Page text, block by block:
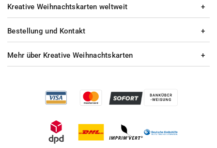
Bestellung und Kontakt
Mehr über Kreative Weihnachtskarten
Kreative Weihnachtskarten weltweit